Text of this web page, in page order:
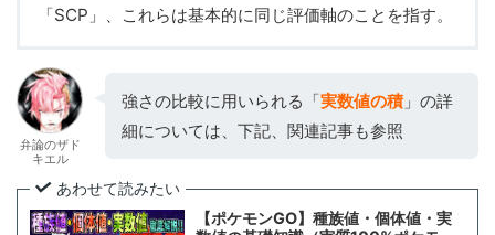
「SCP」、これらは基本的に同じ評価軸のことを指す。
弁論のザド
キエル
強さの比較に用いられる「実数値の積」の詳
細については、下記、関連記事も参照
あわせて読みたい
【ポケモンGO】種族値・個体値・実